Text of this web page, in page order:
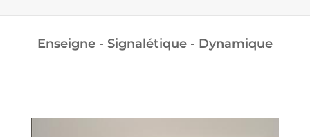
Enseigne - Signalétique - Dynamique